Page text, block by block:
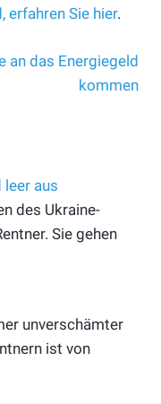
erfahren Sie hier.
an das Energiegeld
kommen
leer aus
des Ukraine-
Sie gehen
unverschämter
ist von